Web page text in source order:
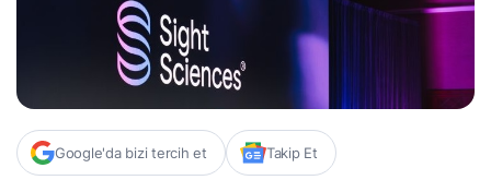
Google'da bizi tercih et Takip Et